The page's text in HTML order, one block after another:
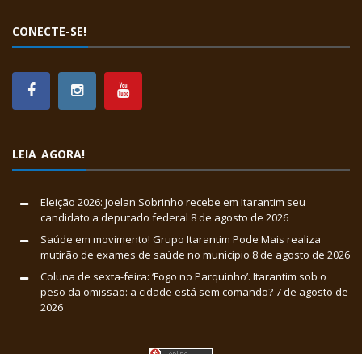
CONECTE-SE!
LEIA AGORA!
Eleição 2026: Joelan Sobrinho recebe em Itarantim seu
candidato a deputado federal 8 de agosto de 2026
Saúde em movimento! Grupo Itarantim Pode Mais realiza
mutirão de exames de saúde no município 8 de agosto de 2026
Coluna de sexta-feira: ‘Fogo no Parquinho’. Itarantim sob o
peso da omissão: a cidade está sem comando?7 de agosto de
2026